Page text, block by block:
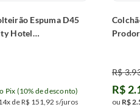
Espuma D45
Hotel
Pix (10% de desconto)
x deR$ 151,92 s/juros
R$3.
R$ 2.
ou R$2.